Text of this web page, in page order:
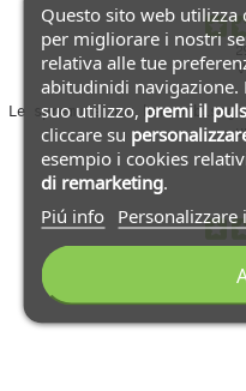
Le spremute non hanno
Questo sito web
per migliorare i nostri
relativa alle tue
abitudinidi navigazione.
suo utilizzo, premi il
cliccare su
esempio i cookies
di remarketing.
Piú info Personalizzare